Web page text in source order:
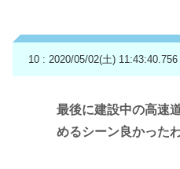
10 : 2020/05/02(土) 11:43:40.756
最後に建設中の高速
めるシーン良かった